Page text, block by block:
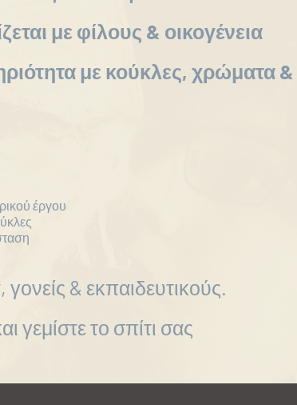
με φίλους & οικογένεια
με κούκλες, χρώματα &
έργου
& εκπαιδευτικούς.
γεμίστε το σπίτι σας